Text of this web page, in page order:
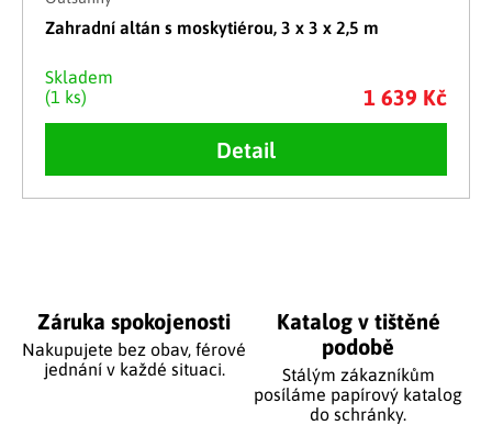
Zahradní altán s moskytiérou, 3 x 3 x 2,5 m
Skladem
(1 ks)
1 639 Kč
Detail
Záruka spokojenosti
Nakupujete bez obav, férové
jednání v každé situaci.
Katalog v tištěné
podobě
Stálým zákazníkům
posíláme papírový katalog
do schránky.